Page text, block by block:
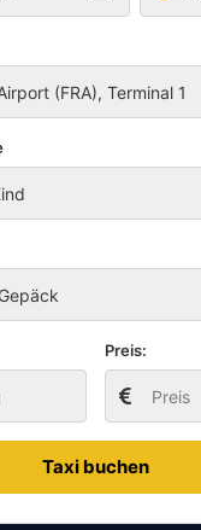
Preis:
Taxi buchen